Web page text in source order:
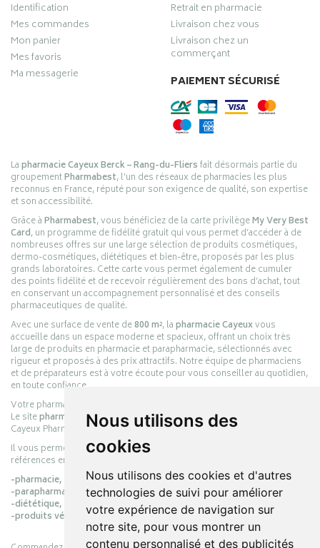
Nous utilisons des
cookies
Nous utilisons des cookies et d'autres
technologies de suivi pour améliorer
votre expérience de navigation sur
notre site, pour vous montrer un
contenu personnalisé et des publicités
Identification
Mes commandes
Mon panier
Mes favoris
Ma messagerie
Retrait en pharmacie
Livraison chez vous
Livraison chez un
commerçant
PAIEMENT SÉCURISÉ
Lapharmacie Cayeux Berck – Rang-du-Fliersfait désormais partie du
groupementPharmabest, l’un des réseaux de pharmacies les plus
reconnus en France, réputé pour son exigence de qualité, son expertise
et son accessibilité.
Grâce àPharmabest, vous bénéficiez de la carte privilègeMy Very Best
Card, un programme de fidélité gratuit qui vous permet d’accéder à de
nombreuses offres sur une large sélection de produits cosmétiques,
dermo-cosmétiques, diététiques et bien-être, proposés par les plus
grands laboratoires. Cette carte vous permet également de cumuler
des points fidélité et de recevoir régulièrement des bons d’achat, tout
en conservant un accompagnement personnalisé et des conseils
pharmaceutiques de qualité.
Avec une surface de vente de800 m², lapharmacie Cayeuxvous
accueille dans un espace moderne et spacieux, offrant un choix très
large de produits en pharmacie et parapharmacie, sélectionnés avec
rigueur et proposés à des prix attractifs. Notre équipe de pharmaciens
et de préparateurs est à votre écoute pour vous conseiller au quotidien,
en toute confiance.
Votre pharmacie en ligne :
Le sitepharmacie-cayeux.frest le prolongement digital de la pharmacie
Cayeux Pharmabest Berck-sur-Mer – Rang-du-Fliers.
Il vous permet de réaliser vos achats en ligne parmi des milliers de
références en :
-pharmacie,
-parapharmacie,
-diététique,
-produits vétérinaires.